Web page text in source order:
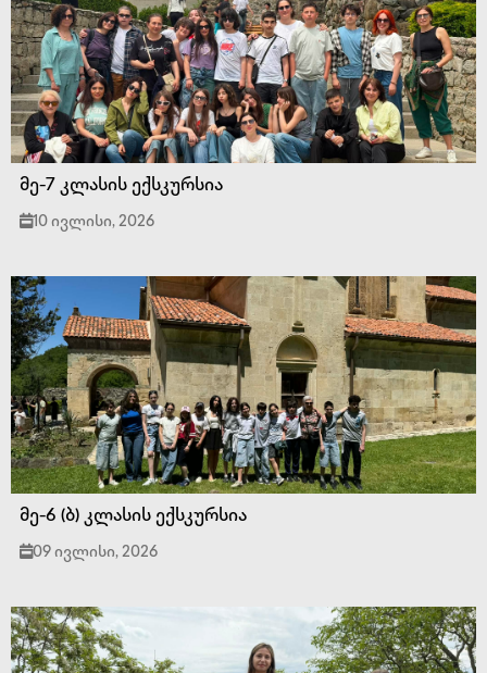
მე-7 კლასის ექსკურსია
10 ივლისი, 2026
მე-6 (ბ) კლასის ექსკურსია
09 ივლისი, 2026